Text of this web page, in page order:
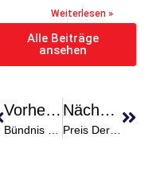
Weiterlesen »
Alle Beiträge
ansehen
Vorheriger Nächster